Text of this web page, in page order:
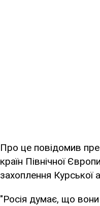
Про це повідомив
країн Північної
захоплення Курської
"Росія думає, що